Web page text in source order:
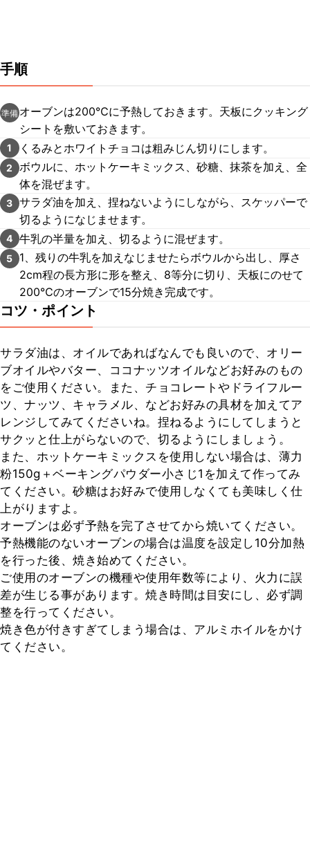
手順
準備 オーブンは200℃に予熱しておきます。天板にクッキング
シートを敷いておきます。
1 くるみとホワイトチョコは粗みじん切りにします。
2
ボウルに、ホットケーキミックス、砂糖、抹茶を加え、全
体を混ぜます。
3 サラダ油を加え、捏ねないようにしながら、スケッパーで
切るようになじませます。
4 牛乳の半量を加え、切るように混ぜます。
5
1、残りの牛乳を加えなじませたらボウルから出し、厚さ
2cm程の長方形に形を整え、8等分に切り、天板にのせて
200℃のオーブンで15分焼き完成です。
コツ・ポイント
サラダ油は、オイルであればなんでも良いので、オリー
ブオイルやバター、ココナッツオイルなどお好みのもの
をご使用ください。また、チョコレートやドライフルー
ツ、ナッツ、キャラメル、などお好みの具材を加えてア
レンジしてみてくださいね。捏ねるようにしてしまうと
サクッと仕上がらないので、切るようにしましょう。
また、ホットケーキミックスを使用しない場合は、薄力
粉150g＋ベーキングパウダー小さじ1を加えて作ってみ
てください。砂糖はお好みで使用しなくても美味しく仕
上がりますよ。
オーブンは必ず予熱を完了させてから焼いてください。
予熱機能のないオーブンの場合は温度を設定し10分加熱
を行った後、焼き始めてください。
ご使用のオーブンの機種や使用年数等により、火力に誤
差が生じる事があります。焼き時間は目安にし、必ず調
整を行ってください。
焼き色が付きすぎてしまう場合は、アルミホイルをかけ
てください。